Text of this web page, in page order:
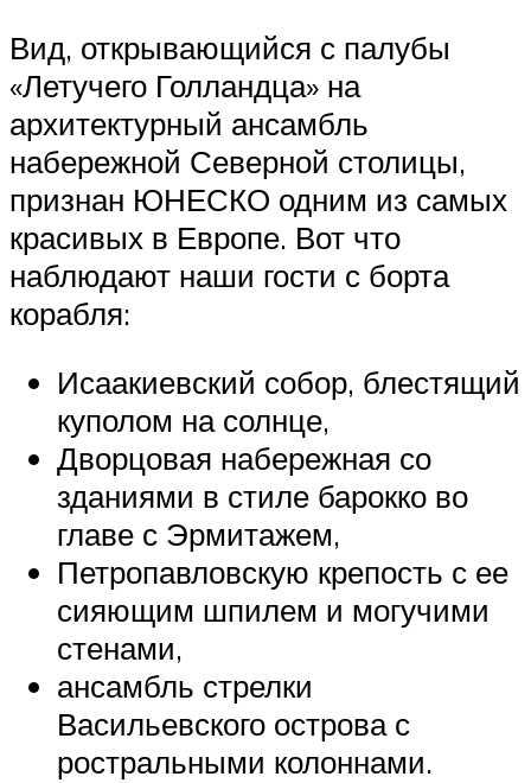
Вид, открывающийся с палубы
«Летучего Голландца» на
архитектурный ансамбль
набережной Северной столицы,
признан ЮНЕСКО одним из самых
красивых в Европе. Вот что
наблюдают наши гости с борта
корабля:
Исаакиевский собор, блестящий
куполом на солнце,
Дворцовая набережная со
зданиями в стиле барокко во
главе с Эрмитажем,
Петропавловскую крепость с ее
сияющим шпилем и могучими
стенами,
ансамбль стрелки
Васильевского острова с
ростральными колоннами.